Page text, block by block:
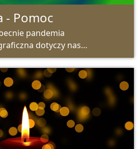
- Pomoc
pandemia
dotyczy nas
Wirus zagraża naszemu
rodzinom, naszemu
naszym firmom i
Tutaj znajdziesz
dotyczące wszystkich sytuacji
biznesowych. Więc
przez kryzys koronny